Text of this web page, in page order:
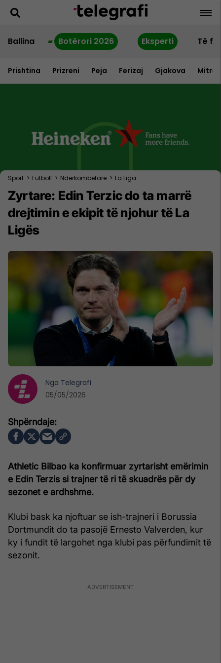
Ballina Botërori 2026 Eksperti Të
Prishtina Prizreni Peja Ferizaj Gjakova
Sport > Futboll > Ndërkombëtare > La Liga
Zyrtare: Edin Terzic do ta marrë
drejtimin e ekipit të njohur të La
Ligës
Athletic Bilbao ka konfirmuar zyrtarisht emërimin
e Edin Terzis si trajner të ri të skuadrës për dy
sezonet e ardhshme.
Klubi bask ka njoftuar se ish-trajneri i Borussia
Dortmundit do ta pasojë Ernesto Valverden, kur
ky i fundit të largohet nga klubi pas përfundimit të
sezonit.
Nga Telegrafi
05/05/2026